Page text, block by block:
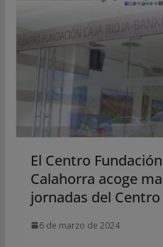
El Centro
Calahorra acoge
jornadas del Centro
6 de marzo de 2024